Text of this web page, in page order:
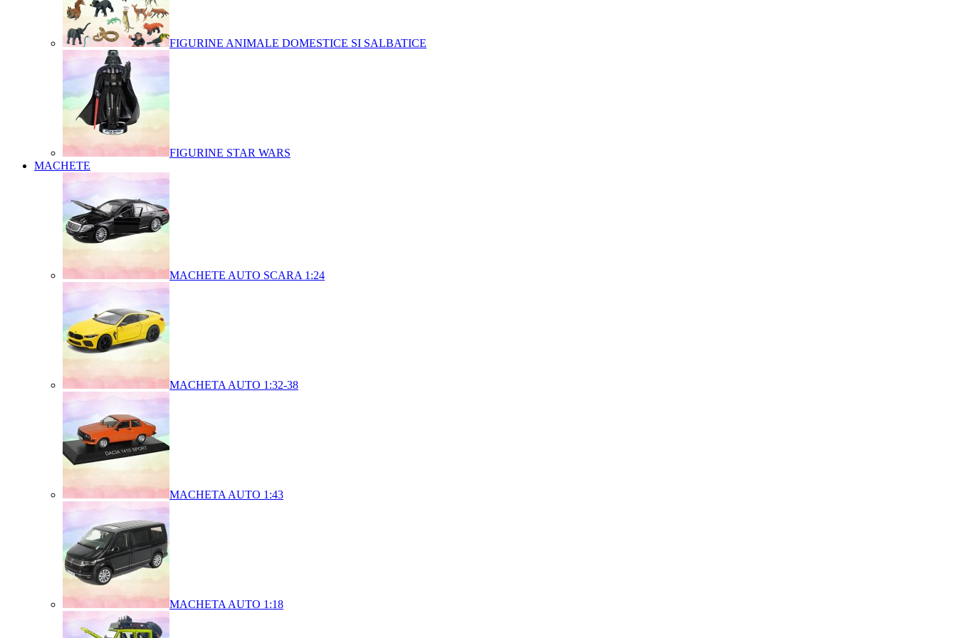
FIGURINE ANIMALE DOMESTICE SI SALBATICE
FIGURINE STAR WARS
MACHETE
MACHETE AUTO SCARA 1:24
MACHETA AUTO 1:32-38
MACHETA AUTO 1:43
MACHETA AUTO 1:18